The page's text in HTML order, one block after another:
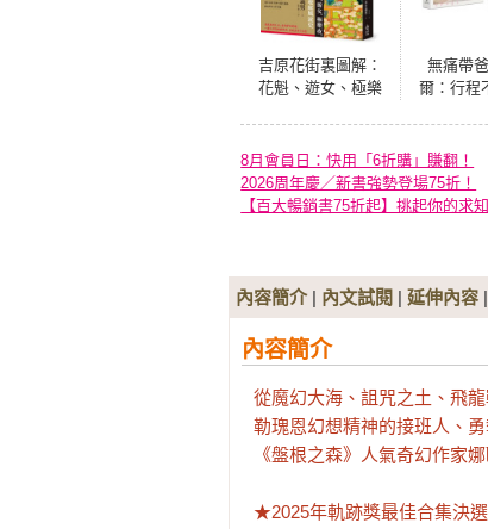
吉原花街裏圖解：
花魁、遊女、極樂
無痛帶
爾：行程
的安心指
贈送好旅
誓卡及集
8月會員日：快用「6折購」賺翻！
2026周年慶／新書強勢登場75折！
【百大暢銷書75折起】挑起你的求
內容簡介| 內文試閱 | 延伸內容 |
內容簡介
從魔幻大海、詛咒之土、飛
勒瑰恩幻想精神的接班人、
《盤根之森》人氣奇幻作家
★2025年軌跡獎最佳合集決